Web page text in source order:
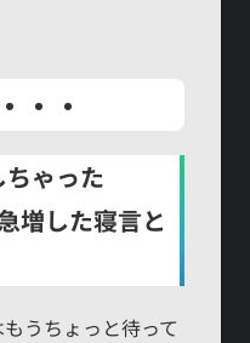
・・
ゃった
増した寝言と
うちょっと待って